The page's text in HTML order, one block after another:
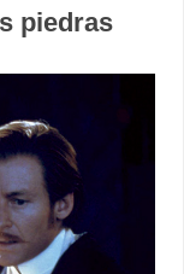
piedras